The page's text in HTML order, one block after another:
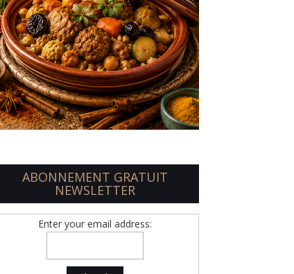
ABONNEMENT GRATUIT
NEWSLETTER
Enter your email address: